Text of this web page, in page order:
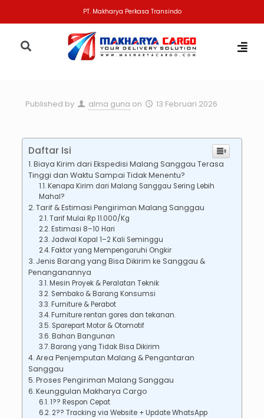
PT. Makharya Perkasa Transindo
Published by alma guna on 13 Februari 2026
Daftar Isi
Biaya Kirim dari Ekspedisi Malang Sanggau Terasa
Tinggi dan Waktu Sampai Tidak Menentu?
Kenapa Kirim dari Malang Sanggau Sering Lebih
Mahal?
Tarif & Estimasi Pengiriman Malang Sanggau
Tarif Mulai Rp 11.000/Kg
Estimasi 8–10 Hari
Jadwal Kapal 1–2 Kali Seminggu
Faktor yang Mempengaruhi Ongkir
Jenis Barang yang Bisa Dikirim ke Sanggau &
Penanganannya
Mesin Proyek & Peralatan Teknik
Sembako & Barang Konsumsi
Furniture & Perabot
Furniture rentan gores dan tekanan.
Sparepart Motor & Otomotif
Bahan Bangunan
Barang yang Tidak Bisa Dikirim
Area Penjemputan Malang & Pengantaran
Sanggau
Proses Pengiriman Malang Sanggau
Keunggulan Makharya Cargo
1?? Respon Cepat
2?? Tracking via Website + Update WhatsApp